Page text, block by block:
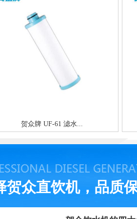
贺众牌 UF-61 滤水...
贺众直饮机，品质